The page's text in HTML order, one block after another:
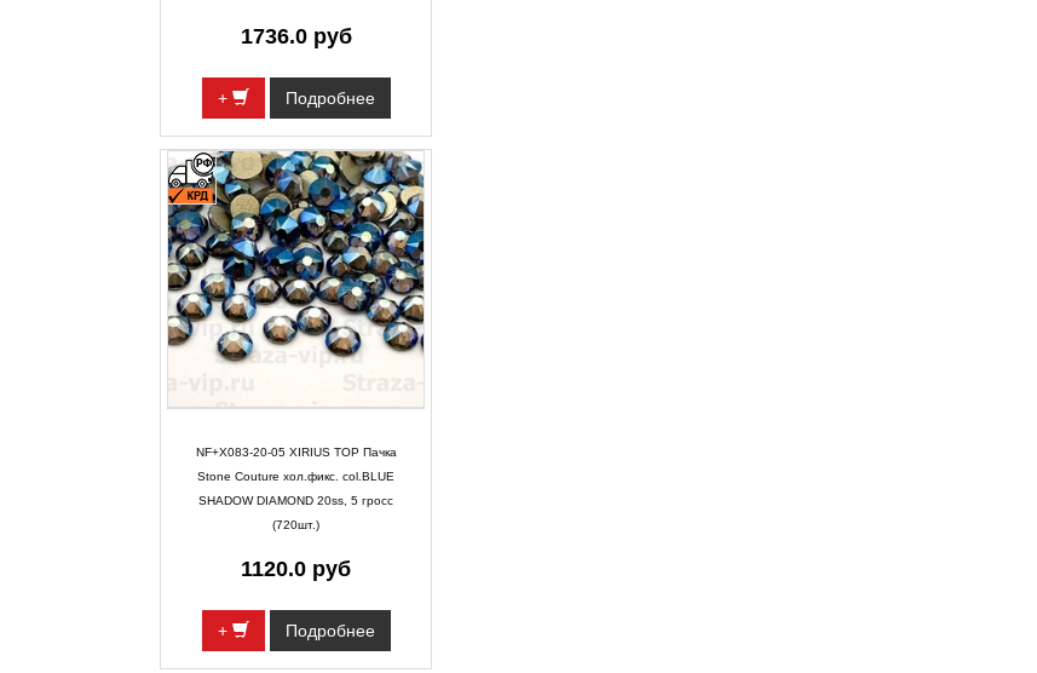
1736.0 руб
+ Подробнее
NF+X083-20-05 XIRIUS TOP Пачка
Stone Couture хол.фикс. col.BLUE
SHADOW DIAMOND 20ss, 5 гросс
(720шт.)
1120.0 руб
+ Подробнее